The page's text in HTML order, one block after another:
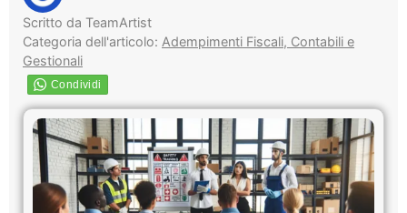
Scritto da TeamArtist
Categoria dell'articolo: Adempimenti Fiscali, Contabili e
Gestionali